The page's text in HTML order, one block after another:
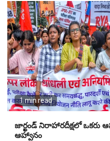
1 min read
జార్ఖండ్ నిరాహారదీక్షలో ఒకరు
ఆహ్వానం